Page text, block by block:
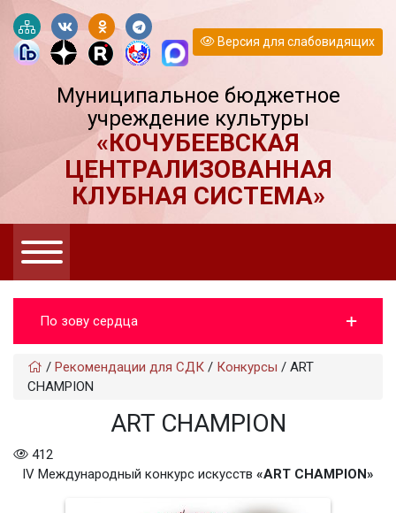
Версия для слабовидящих
Муниципальное бюджетное
учреждение культуры
«КОЧУБЕЕВСКАЯ
ЦЕНТРАЛИЗОВАННАЯ
КЛУБНАЯ СИСТЕМА»
По зову сердца
/ Рекомендации для СДК / Конкурсы / ART
CHAMPION
ART CHAMPION
412
IV Международный конкурс искусств «ART CHAMPION»